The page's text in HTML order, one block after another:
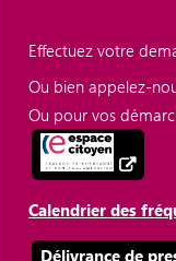
Effectuez votre
Ou bien appelez-
Ou pour vos
Calendrier des
Délivrance de